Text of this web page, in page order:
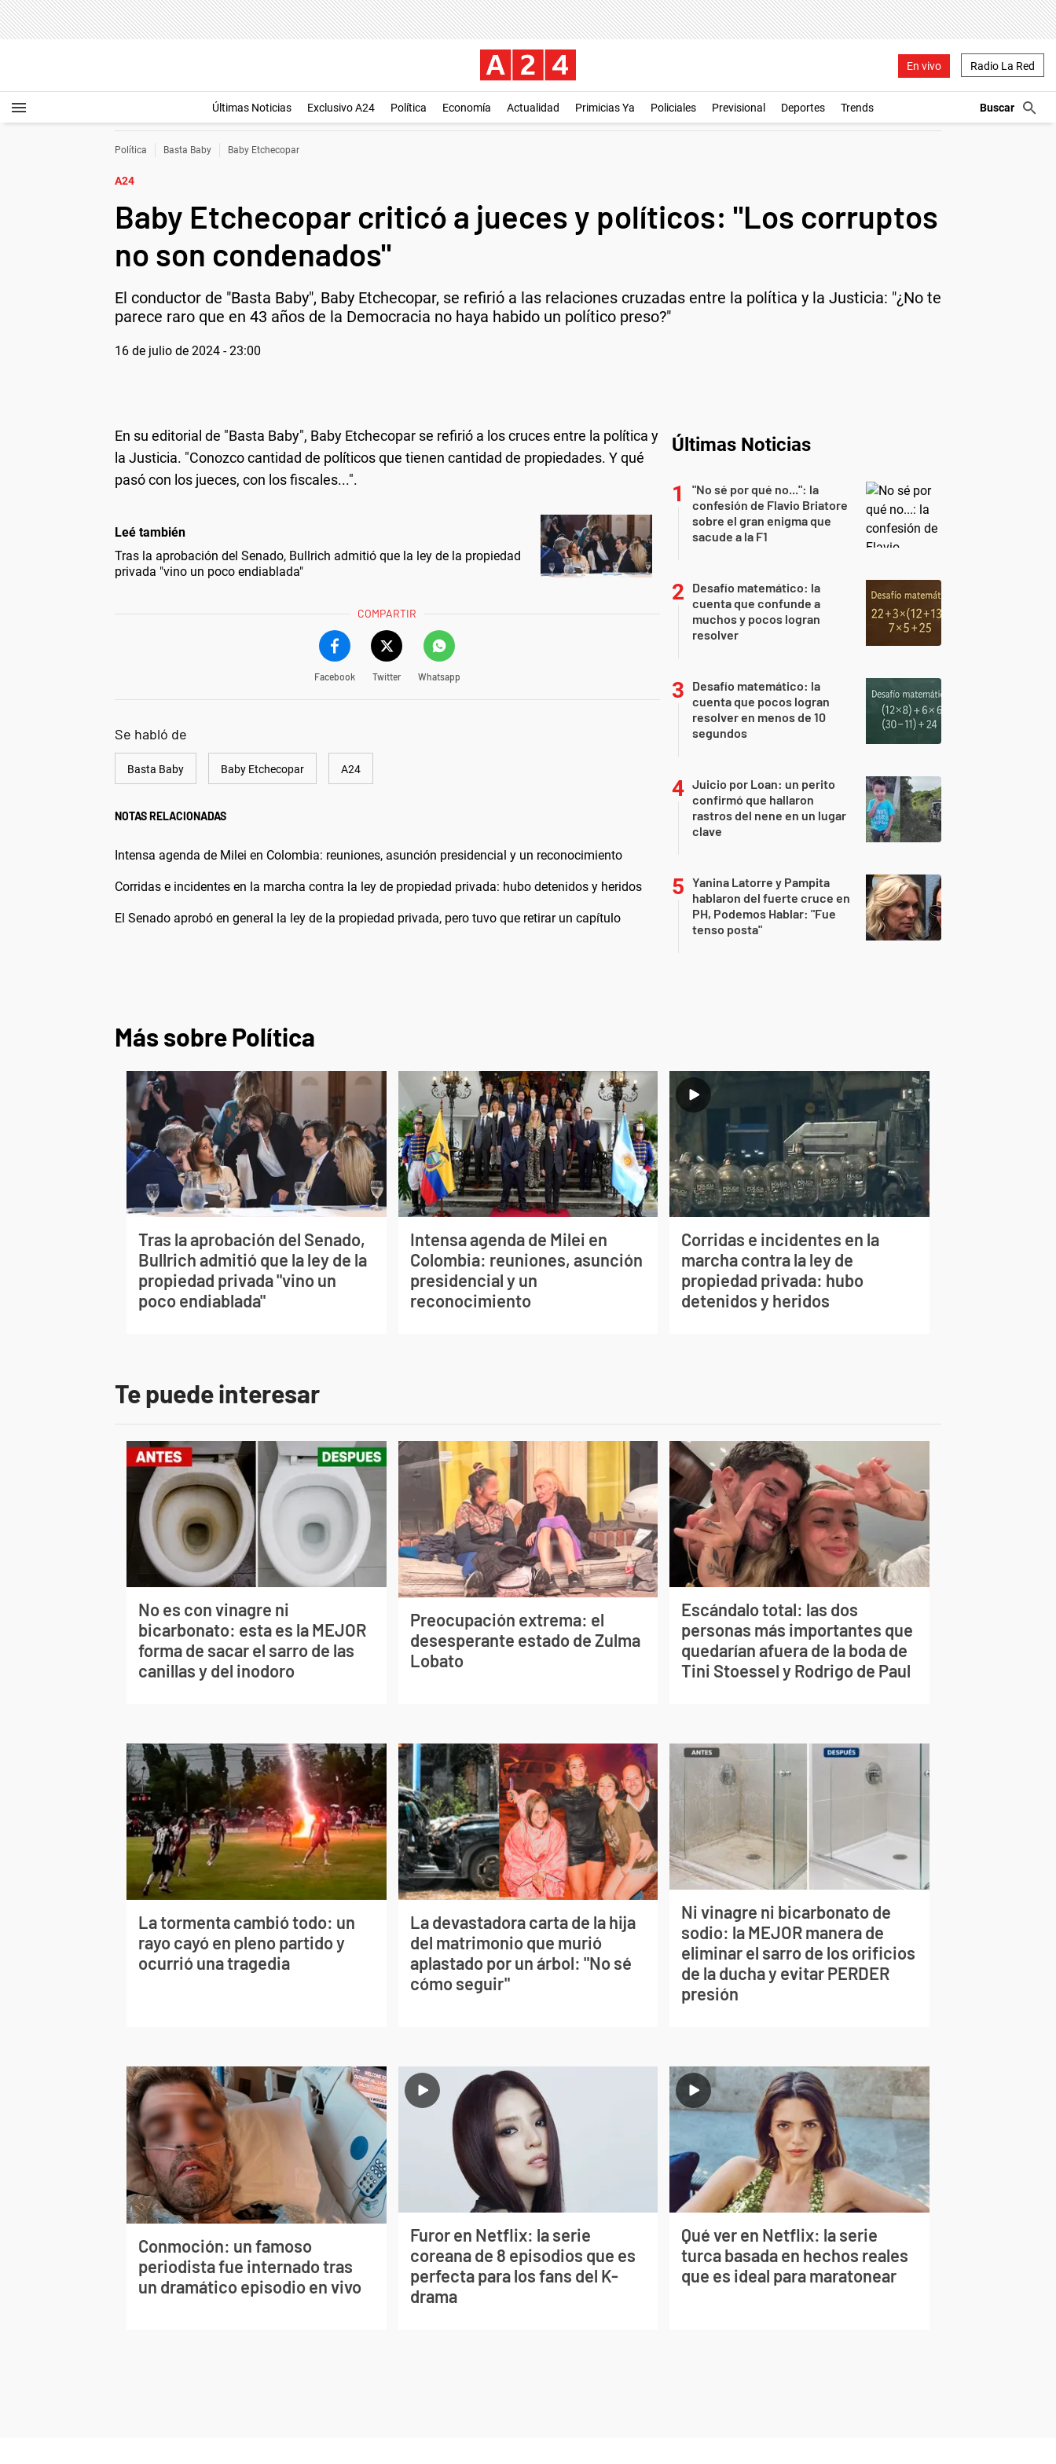
En vivo Radio La Red
Últimas Noticias Exclusivo A24 Política Economía Actualidad Primicias Ya Policiales Previsional Deportes Trends
Política Basta Baby Baby Etchecopar
A24
Baby Etchecopar criticó a jueces y políticos: "Los corruptos
no son condenados"
El conductor de "Basta Baby", Baby Etchecopar, se refirió a las relaciones cruzadas entre la política y la Justicia: "¿No te
parece raro que en 43 años de la Democracia no haya habido un político preso?"
16 de julio de 2024 - 23:00
En su editorial de "Basta Baby", Baby Etchecopar se refirió a los cruces entre la política y
la Justicia. "Conozco cantidad de políticos que tienen cantidad de propiedades. Y qué
pasó con los jueces, con los fiscales...".
Leé también
Tras la aprobación del Senado, Bullrich admitió que la ley de la propiedad
privada "vino un poco endiablada"
COMPARTIR
Facebook Twitter Whatsapp
Se habló de
Basta Baby Baby Etchecopar A24
NOTAS RELACIONADAS
Intensa agenda de Milei en Colombia: reuniones, asunción presidencial y un reconocimiento
Corridas e incidentes en la marcha contra la ley de propiedad privada: hubo detenidos y heridos
El Senado aprobó en general la ley de la propiedad privada, pero tuvo que retirar un capítulo
Últimas Noticias
"No sé por qué no...": la
confesión de Flavio Briatore
sobre el gran enigma que
sacude a la F1
Desafío matemático: la
cuenta que confunde a
muchos y pocos logran
resolver
Desafío matemático: la
cuenta que pocos logran
resolver en menos de 10
segundos
Juicio por Loan: un perito
confirmó que hallaron
rastros del nene en un lugar
clave
Yanina Latorre y Pampita
hablaron del fuerte cruce en
PH, Podemos Hablar: "Fue
tenso posta"
Más sobre Política
Tras la aprobación del Senado,
Bullrich admitió que la ley de la
propiedad privada "vino un
poco endiablada"
Intensa agenda de Milei en
Colombia: reuniones, asunción
presidencial y un
reconocimiento
Corridas e incidentes en la
marcha contra la ley de
propiedad privada: hubo
detenidos y heridos
Te puede interesar
No es con vinagre ni
bicarbonato: esta es la MEJOR
forma de sacar el sarro de las
canillas y del inodoro
Preocupación extrema: el
desesperante estado de Zulma
Lobato
Escándalo total: las dos
personas más importantes que
quedarían afuera de la boda de
Tini Stoessel y Rodrigo de Paul
La tormenta cambió todo: un
rayo cayó en pleno partido y
ocurrió una tragedia
La devastadora carta de la hija
del matrimonio que murió
aplastado por un árbol: "No sé
cómo seguir"
Ni vinagre ni bicarbonato de
sodio: la MEJOR manera de
eliminar el sarro de los orificios
de la ducha y evitar PERDER
presión
Conmoción: un famoso
periodista fue internado tras
un dramático episodio en vivo
Furor en Netflix: la serie
coreana de 8 episodios que es
perfecta para los fans del K-
drama
Qué ver en Netflix: la serie
turca basada en hechos reales
que es ideal para maratonear